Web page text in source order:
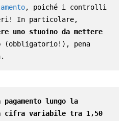
, poiché i controlli
uno stuoino da mettere
(obbligatorio!), pena
lungo la
cifra variabile tra 1,50